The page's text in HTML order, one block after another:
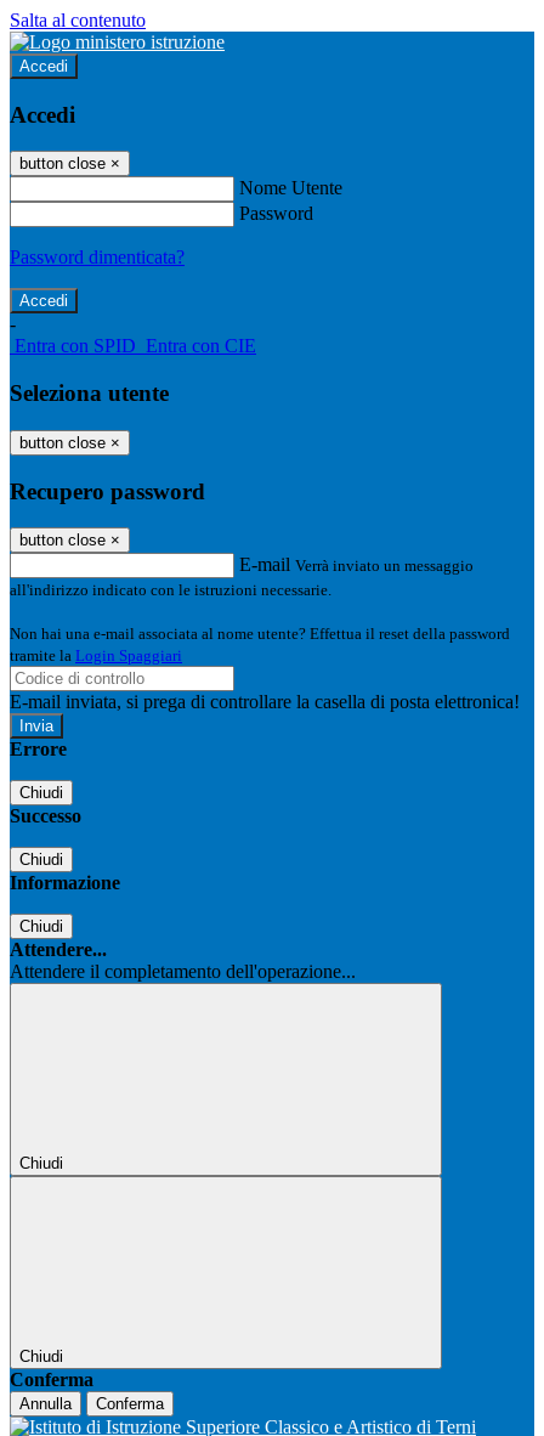
Salta al contenuto
Accedi
Accedi
button close ×
Nome Utente
Password
Password dimenticata?
-
Entra con SPID Entra con CIE
Seleziona utente
button close ×
Recupero password
button close ×
E-mail Verrà inviato un messaggio
all'indirizzo indicato con le istruzioni necessarie.
Non hai una e-mail associata al nome utente? Effettua il reset della password
tramite la Login Spaggiari
E-mail inviata, si prega di controllare la casella di posta elettronica!
Errore
Chiudi
Successo
Chiudi
Informazione
Chiudi
Attendere...
Attendere il completamento dell'operazione...
Chiudi
Chiudi
Conferma
Annulla Conferma